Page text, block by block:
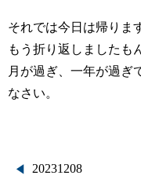
それでは今日は帰りま
もう折り返しましたも
月が過ぎ、一年が過ぎ
なさい。
投
20231208